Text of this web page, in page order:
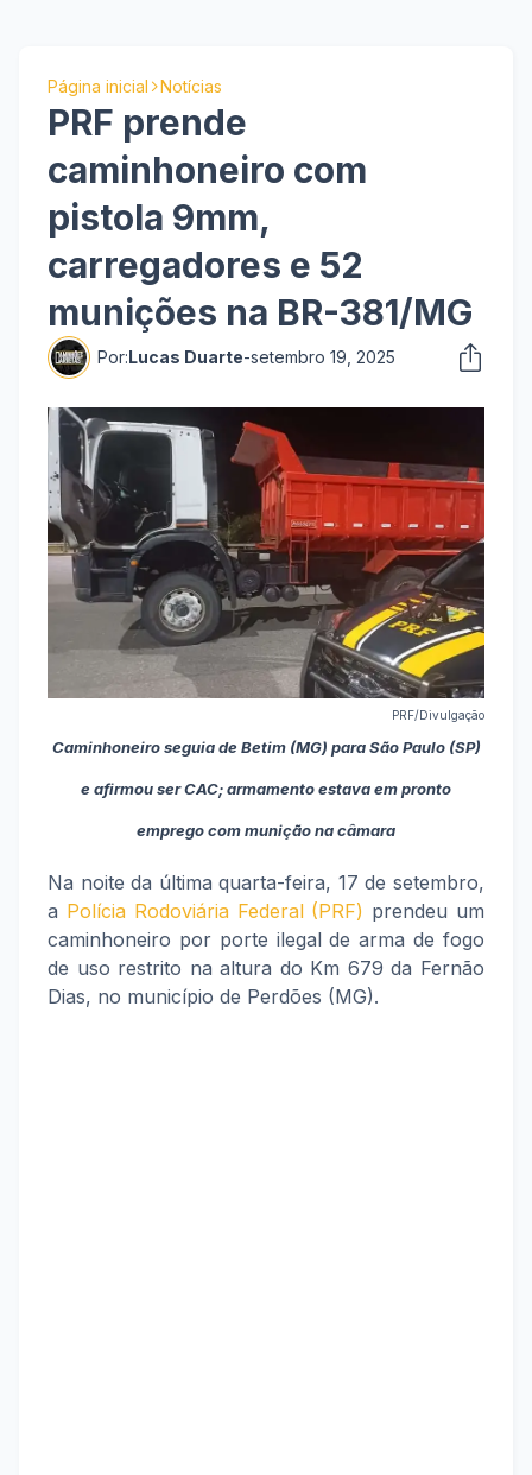
Página inicial Notícias
PRF prende
caminhoneiro com
pistola 9mm,
carregadores e 52
munições na BR-381/MG
Por:Lucas Duarte-setembro 19, 2025
PRF/Divulgação
Caminhoneiro seguia de Betim (MG) para São Paulo (SP)
e afirmou ser CAC; armamento estava em pronto
emprego com munição na câmara
Na noite da última quarta-feira, 17 de setembro,
a Polícia Rodoviária Federal (PRF) prendeu um
caminhoneiro por porte ilegal de arma de fogo
de uso restrito na altura do Km 679 da Fernão
Dias, no município de Perdões (MG).